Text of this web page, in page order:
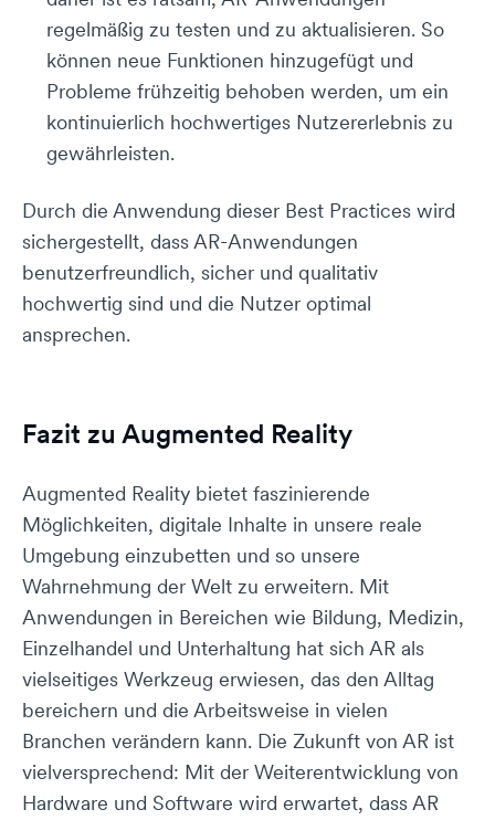
regelmäßig zu testen und zu aktualisieren. So
können neue Funktionen hinzugefügt und
Probleme frühzeitig behoben werden, um ein
kontinuierlich hochwertiges Nutzererlebnis zu
gewährleisten.
Durch die Anwendung dieser Best Practices wird
sichergestellt, dass AR-Anwendungen
benutzerfreundlich, sicher und qualitativ
hochwertig sind und die Nutzer optimal
ansprechen.
Fazit zu Augmented Reality
Augmented Reality bietet faszinierende
Möglichkeiten, digitale Inhalte in unsere reale
Umgebung einzubetten und so unsere
Wahrnehmung der Welt zu erweitern. Mit
Anwendungen in Bereichen wie Bildung, Medizin,
Einzelhandel und Unterhaltung hat sich AR als
vielseitiges Werkzeug erwiesen, das den Alltag
bereichern und die Arbeitsweise in vielen
Branchen verändern kann. Die Zukunft von AR ist
vielversprechend: Mit der Weiterentwicklung von
Hardware und Software wird erwartet, dass AR